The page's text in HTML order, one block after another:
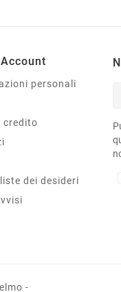
Account
personali
credito
dei desideri
-